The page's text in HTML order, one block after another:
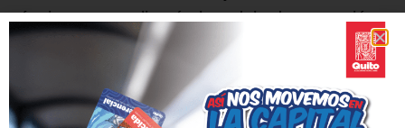
técnica que analizará el modelo de operación
del Metro de Quito
El 19 de mayo inician las mesas de trabajo dispuestas por el